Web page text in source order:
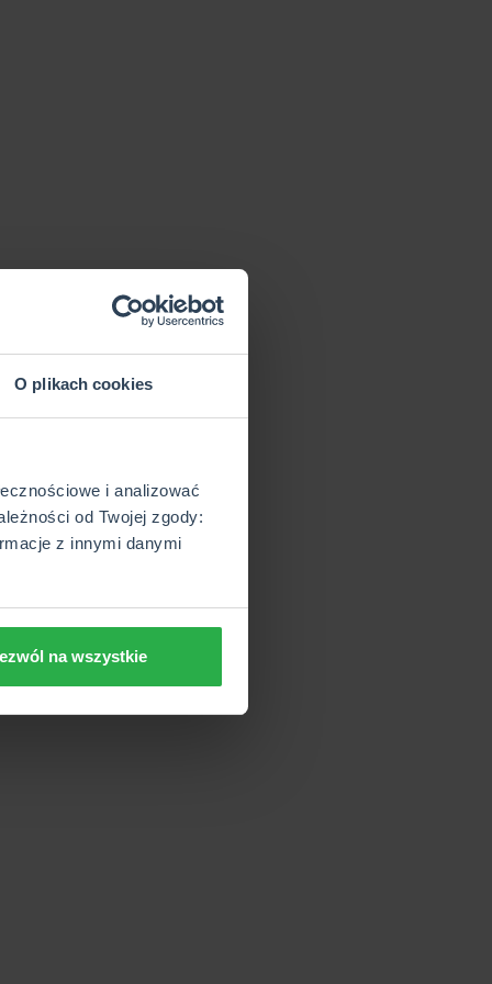
O plikach cookies
i analizować
od Twojej zgody:
z innymi danymi
na wszystkie